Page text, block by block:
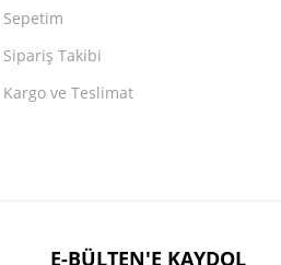
Sepetim
Sipariş Takibi
Kargo ve Teslimat
E-BÜLTEN'E KAYDOL